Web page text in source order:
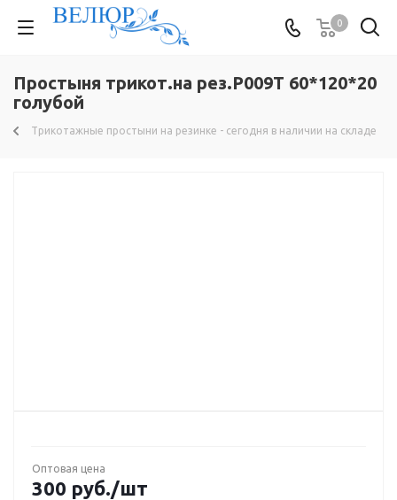
0
Простыня трикот.на рез.Р009Т 60*120*20
голубой
Трикотажные простыни на резинке - сегодня в наличии на складе
Оптовая цена
300 руб./шт